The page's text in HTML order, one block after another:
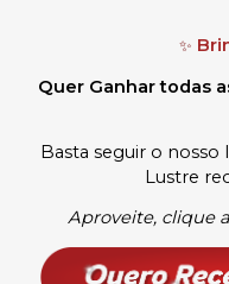
✨
Quer Ganhar todas
Basta seguir o
Lustre
Aproveite, clique